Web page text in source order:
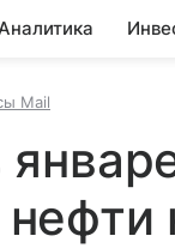
Mail